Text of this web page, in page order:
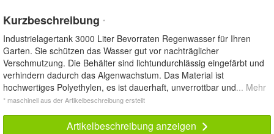
Kurzbeschreibung *
Industrielagertank 3000 Liter Bevorraten Regenwasser für Ihren
Garten. Sie schützen das Wasser gut vor nachträglicher
Verschmutzung. Die Behälter sind lichtundurchlässig eingefärbt und
verhindern dadurch das Algenwachstum. Das Material ist
hochwertiges Polyethylen, es ist dauerhaft, unverrottbar und... Mehr
* maschinell aus der Artikelbeschreibung erstellt
Artikelbeschreibung anzeigen